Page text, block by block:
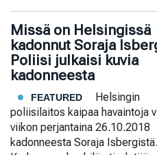
Missä on Helsingissä
kadonnut Soraja
Poliisi julkaisi kuvia
kadonneesta
FEATURED
Helsingin
poliisilaitos kaipaa havaintoja
viikon perjantaina 26.10.2018
kadonneesta Soraja